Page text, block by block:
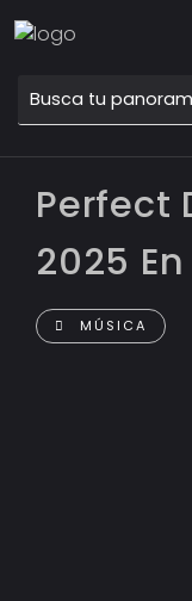
Perfect
2025
MÚSICA